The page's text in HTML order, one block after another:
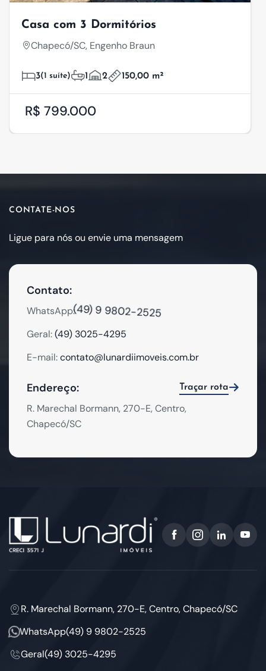
Casa com 3 Dormitórios
Chapecó/SC, Engenho Braun
3(1 suíte) 1 2 150,00 m²
R$ 799.000
CONTATE-NOS
Ligue para nós ou envie uma mensagem
Contato:
WhatsApp:(49) 9 9802-2525
Geral:(49) 3025-4295
E-mail:contato@lunardiimoveis.com.br
Endereço: Traçar rota
R. Marechal Bormann, 270-E, Centro,
Chapecó/SC
R. Marechal Bormann, 270-E, Centro, Chapecó/SC
WhatsApp(49) 9 9802-2525
Geral(49) 3025-4295